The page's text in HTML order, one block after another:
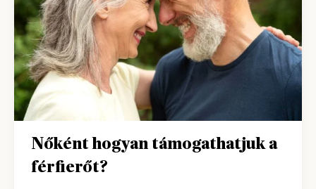
Nőként hogyan támogathatjuk a
férfierőt?